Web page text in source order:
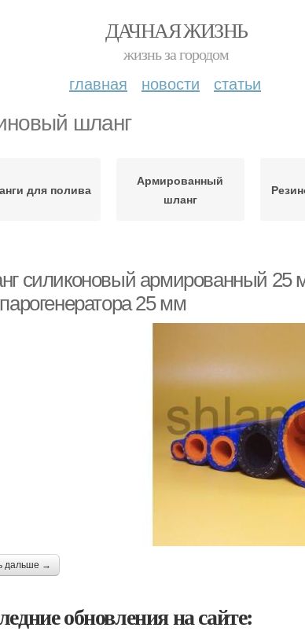
ДАЧНАЯ ЖИЗНЬ
жизнь за городом
главная новости статьи
шланг
для полива
Армированный
шланг
силиконовый армированный 25
25 мм
дальше →
обновления на сайте: